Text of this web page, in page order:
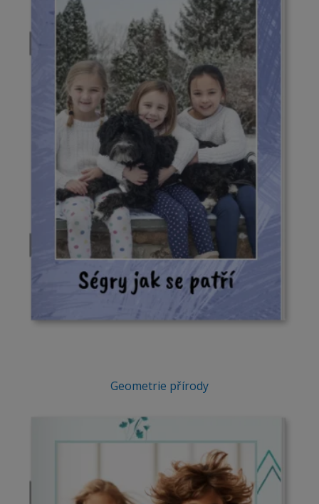
Geometrie přírody